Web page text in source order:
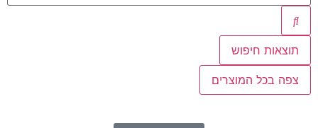
תוצאות חיפוש
צפה בכל המוצרים